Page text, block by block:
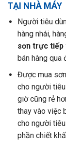
TẠI NHÀ MÁY
Người tiêu
hàng nhái,
sơn trực tiếp
bán hàng qua
Được mua
cho người
giờ cũng rẻ
thay vào việc
cho người
phần chiết